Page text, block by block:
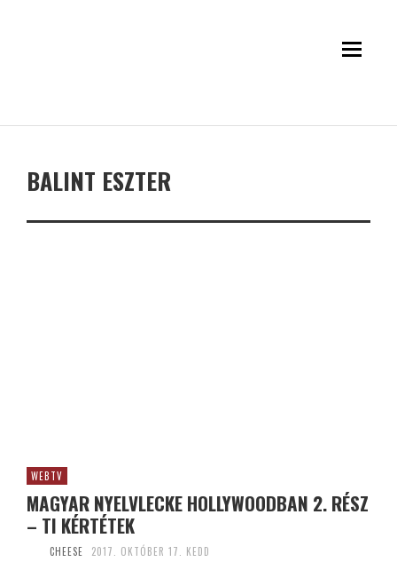
BALINT ESZTER
WEBTV
MAGYAR NYELVLECKE HOLLYWOODBAN 2. RÉSZ
– TI KÉRTÉTEK
CHEESE 2017. OKTÓBER 17. KEDD